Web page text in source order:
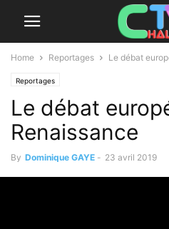
Home Reportages Le débat
Reportages
Le débat
Renaissance
By Dominique GAYE - 23 avril 2019